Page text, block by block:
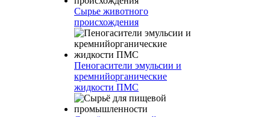
Сырье животного
происхождения
Пеногасители эмульсии и
кремнийорганические
жидкости ПМС